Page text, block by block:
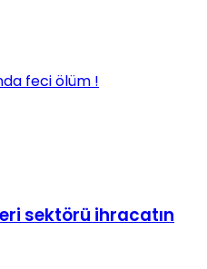
feci ölüm !
sektörü ihracatın